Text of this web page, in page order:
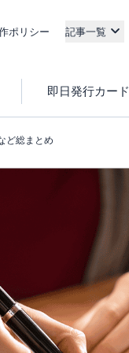
ポリシー 記事一覧
即日発行カード
ど総まとめ